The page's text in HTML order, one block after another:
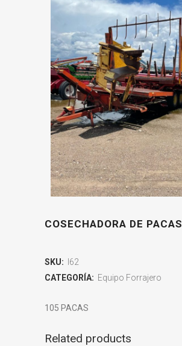
COSECHADORA DE PACAS
SKU:
I62
CATEGORÍA: Equipo Forrajero
105 PACAS
Related products